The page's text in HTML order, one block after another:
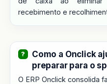
recebimento e
Como a Onclick
preparar para o
O ERP Onclick consolida